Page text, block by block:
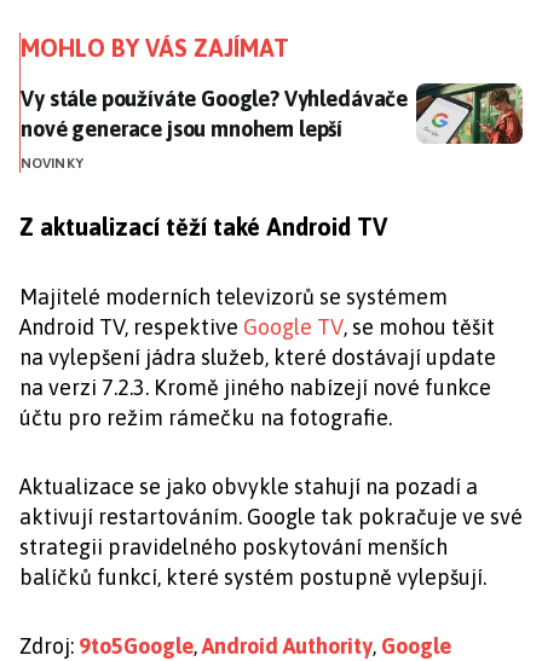
MOHLO BY VÁS ZAJÍMAT
Vy stále používáte Google? Vyhledávače nové
Vy stále používáte Google? Vyhledávače
nové generace jsou mnohem lepší
NOVINKY
Z aktualizací těží také Android TV
Majitelé moderních televizorů se systémem
Android TV, respektive Google TV, se mohou těšit
na vylepšení jádra služeb, které dostávají update
na verzi 7.2.3. Kromě jiného nabízejí nové funkce
účtu pro režim rámečku na fotografie.
Aktualizace se jako obvykle stahují na pozadí a
aktivují restartováním. Google tak pokračuje ve své
strategii pravidelného poskytování menších
balíčků funkcí, které systém postupně vylepšují.
Zdroj: 9to5Google,Android Authority, Google